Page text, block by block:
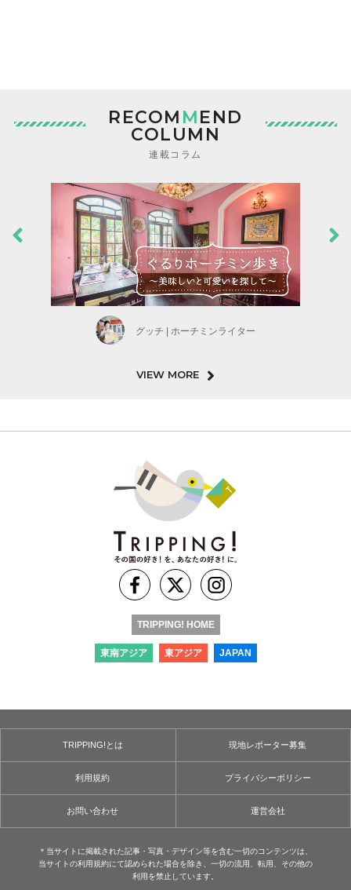
RECOM MEND
COLUMN
連載コラム
グッチ | ホーチミンライター
VIEW MORE
TRIPPING! HOME
東南アジア 東アジア JAPAN
TRIPPING!とは 現地レポーター募集
利用規約 プライバシーポリシー
お問い合わせ 運営会社
＊当サイトに掲載された記事・写真・デザイン等を含む⼀切のコンテンツは、
当サイトの利用規約にて認められた場合を除き、⼀切の流用、転⽤、その他の
利用を禁⽌しています。